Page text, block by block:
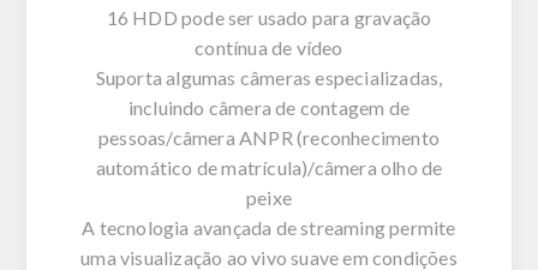
16 HDD pode ser usado para gravação
contínua de vídeo
Suporta algumas câmeras especializadas,
incluindo câmera de contagem de
pessoas/câmera ANPR (reconhecimento
automático de matrícula)/câmera olho de
peixe
A tecnologia avançada de streaming permite
uma visualização ao vivo suave em condições